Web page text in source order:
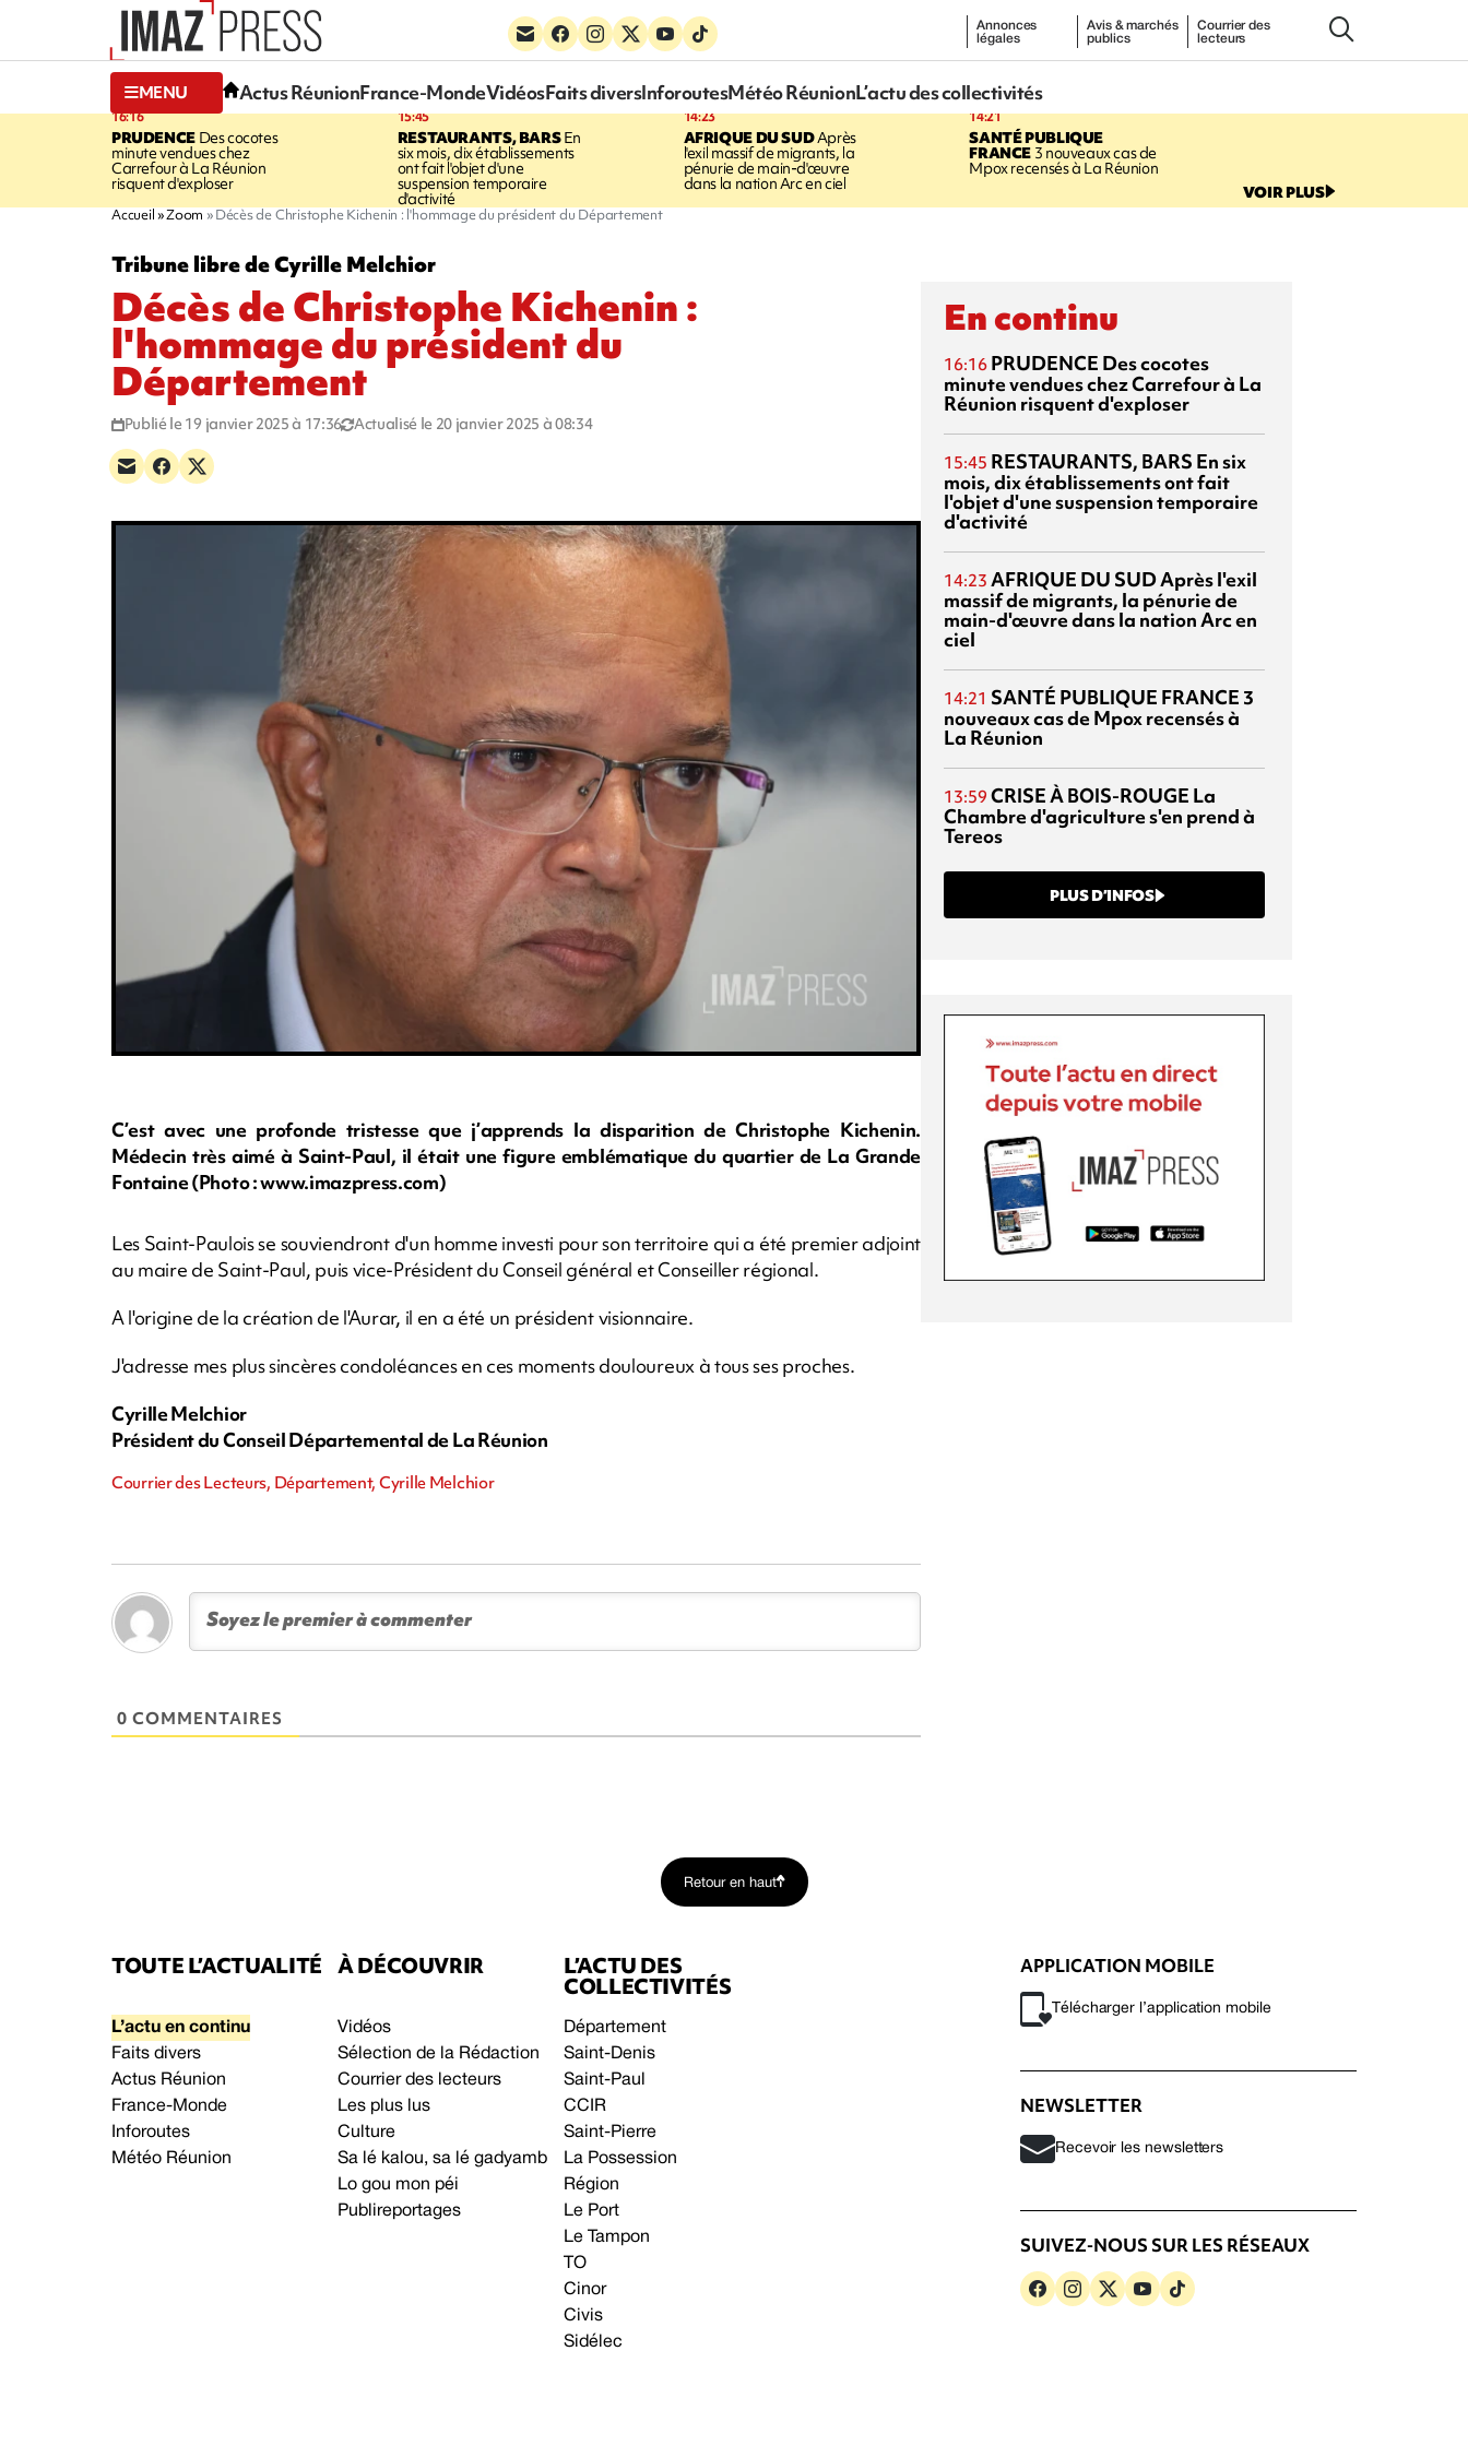
Annonces
légales
Avis & marchés
publics
Courrier des
lecteurs
MENU Actus RéunionFrance-MondeVidéosFaits diversInforoutesMétéo RéunionL’actu des collectivités
16:16
PRUDENCEDes cocotes
minute vendues chez
Carrefour à La Réunion
risquent d'exploser
15:45
RESTAURANTS, BARSEn
six mois, dix établissements
ont fait l'objet d'une
suspension temporaire
d'activité
14:23
AFRIQUE DU SUDAprès
l'exil massif de migrants, la
pénurie de main-d'œuvre
dans la nation Arc en ciel
14:21
SANTÉ PUBLIQUE
FRANCE 3 nouveaux cas de
Mpox recensés à La Réunion
VOIR PLUS
Accueil Zoom Décès de Christophe Kichenin : l'hommage du président du Département
Tribune libre de Cyrille Melchior
Décès de Christophe Kichenin :
l'hommage du président du
Département
Publié le 19 janvier 2025 à 17:36 Actualisé le 20 janvier 2025 à 08:34
C’est avec une profonde tristesse que j’apprends la disparition de Christophe Kichenin.
Médecin très aimé à Saint-Paul, il était une figure emblématique du quartier de La Grande
Fontaine (Photo : www.imazpress.com)
Les Saint-Paulois se souviendront d'un homme investi pour son territoire qui a été premier adjoint
au maire de Saint-Paul, puis vice-Président du Conseil général et Conseiller régional.
A l'origine de la création de l'Aurar, il en a été un président visionnaire.
J'adresse mes plus sincères condoléances en ces moments douloureux à tous ses proches.
Cyrille Melchior
Président du Conseil Départemental de La Réunion
Courrier des Lecteurs, Département, Cyrille Melchior
0 COMMENTAIRES
En continu
16:16 PRUDENCE Des cocotes
minute vendues chez Carrefour à La
Réunion risquent d'exploser
15:45 RESTAURANTS, BARS En six
mois, dix établissements ont fait
l'objet d'une suspension temporaire
d'activité
14:23 AFRIQUE DU SUDAprès l'exil
massif de migrants, la pénurie de
main-d'œuvre dans la nation Arc en
ciel
14:21 SANTÉ PUBLIQUE FRANCE 3
nouveaux cas de Mpox recensés à
La Réunion
13:59 CRISE À BOIS-ROUGE La
Chambre d'agriculture s'en prend à
Tereos
PLUS D’INFOS
Retour en haut
TOUTE L’ACTUALITÉ
L’actu en continu
Faits divers
Actus Réunion
France-Monde
Inforoutes
Météo Réunion
À DÉCOUVRIR
Vidéos
Sélection de la Rédaction
Courrier des lecteurs
Les plus lus
Culture
Sa lé kalou, sa lé gadyamb
Lo gou mon péi
Publireportages
L’ACTU DES
COLLECTIVITÉS
Département
Saint-Denis
Saint-Paul
CCIR
Saint-Pierre
La Possession
Région
Le Port
Le Tampon
TO
Cinor
Civis
Sidélec
APPLICATION MOBILE
Télécharger l’application mobile
NEWSLETTER
Recevoir les newsletters
SUIVEZ-NOUS SUR LES RÉSEAUX